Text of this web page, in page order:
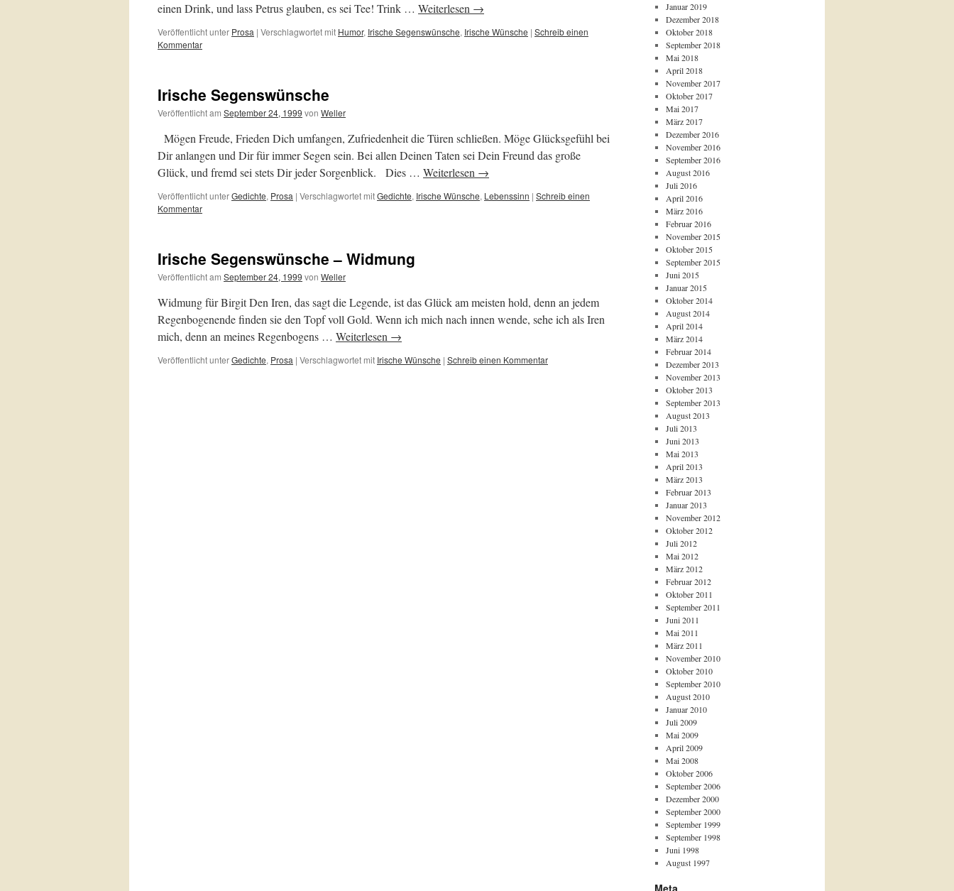
einen Drink, und lass Petrus glauben, es sei Tee! Trink … Weiterlesen →
Veröffentlicht unter Prosa | Verschlagwortet mit Humor, Irische Segenswünsche, Irische Wünsche | Schreib einen
Kommentar
Irische Segenswünsche
Veröffentlicht am September 24, 1999 von Weller
Mögen Freude, Frieden Dich umfangen, Zufriedenheit die Türen schließen. Möge Glücksgefühl bei
Dir anlangen und Dir für immer Segen sein. Bei allen Deinen Taten sei Dein Freund das große
Glück, und fremd sei stets Dir jeder Sorgenblick. Dies … Weiterlesen →
Veröffentlicht unterGedichte, Prosa | Verschlagwortet mitGedichte, Irische Wünsche, Lebenssinn | Schreib einen
Kommentar
Irische Segenswünsche – Widmung
Veröffentlicht am September 24, 1999 von Weller
Widmung für Birgit Den Iren, das sagt die Legende, ist das Glück am meisten hold, denn an jedem
Regenbogenende finden sie den Topf voll Gold. Wenn ich mich nach innen wende, sehe ich als Iren
mich, denn an meines Regenbogens … Weiterlesen →
Veröffentlicht unterGedichte, Prosa | Verschlagwortet mit Irische Wünsche | Schreib einen Kommentar
Januar 2019
Dezember 2018
Oktober 2018
September 2018
Mai 2018
April 2018
November 2017
Oktober 2017
Mai 2017
März 2017
Dezember 2016
November 2016
September 2016
August 2016
Juli 2016
April 2016
März 2016
Februar 2016
November 2015
Oktober 2015
September 2015
Juni 2015
Januar 2015
Oktober 2014
August 2014
April 2014
März 2014
Februar 2014
Dezember 2013
November 2013
Oktober 2013
September 2013
August 2013
Juli 2013
Juni 2013
Mai 2013
April 2013
März 2013
Februar 2013
Januar 2013
November 2012
Oktober 2012
Juli 2012
Mai 2012
März 2012
Februar 2012
Oktober 2011
September 2011
Juni 2011
Mai 2011
März 2011
November 2010
Oktober 2010
September 2010
August 2010
Januar 2010
Juli 2009
Mai 2009
April 2009
Mai 2008
Oktober 2006
September 2006
Dezember 2000
September 2000
September 1999
September 1998
Juni 1998
August 1997
Meta